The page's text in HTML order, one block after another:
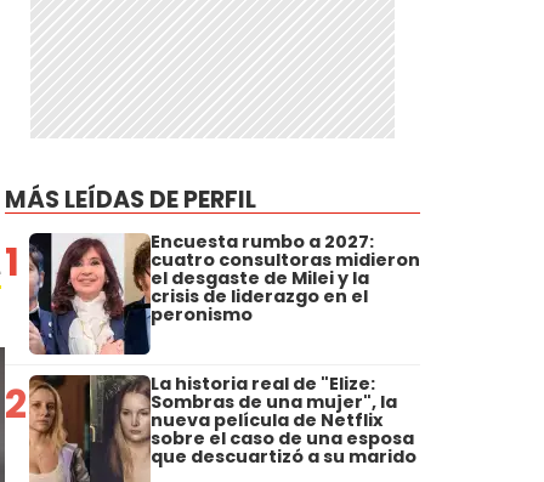
MÁS LEÍDAS DE PERFIL
1 Encuesta rumbo a 2027:
cuatro consultoras midieron
el desgaste de Milei y la
crisis de liderazgo en el
peronismo
2 La historia real de "Elize:
Sombras de una mujer", la
nueva película de Netflix
sobre el caso de una esposa
que descuartizó a su marido